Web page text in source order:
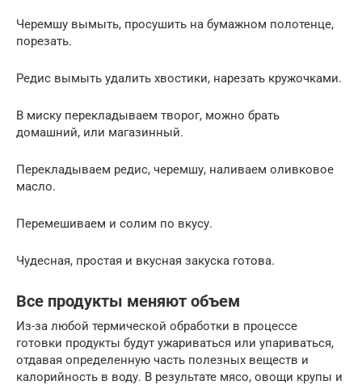
Черемшу вымыть, просушить на бумажном полотенце,
порезать.
Редис вымыть удалить хвостики, нарезать кружочками.
В миску перекладываем творог, можно брать
домашний, или магазинный.
Перекладываем редис, черемшу, наливаем оливковое
масло.
Перемешиваем и солим по вкусу.
Чудесная, простая и вкусная закуска готова.
Все продукты меняют объем
Из-за любой термической обработки в процессе
готовки продукты будут ужариваться или упариваться,
отдавая определенную часть полезных веществ и
калорийность в воду. В результате мясо, овощи крупы и